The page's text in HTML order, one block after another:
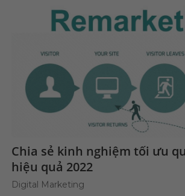
Chia sẻ kinh nghiệm tối ưu
hiệu quả 2022
Digital Marketing